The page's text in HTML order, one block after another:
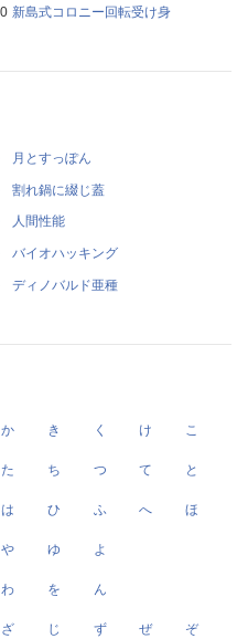
新島式コロニー回転受け身
月とすっぽん
割れ鍋に綴じ蓋
人間性能
バイオハッキング
ディノバルド亜種
か き く け こ
た ち つ て と
は ひ ふ へ ほ
や ゆ よ
わ を ん
ざ じ ず ぜ ぞ